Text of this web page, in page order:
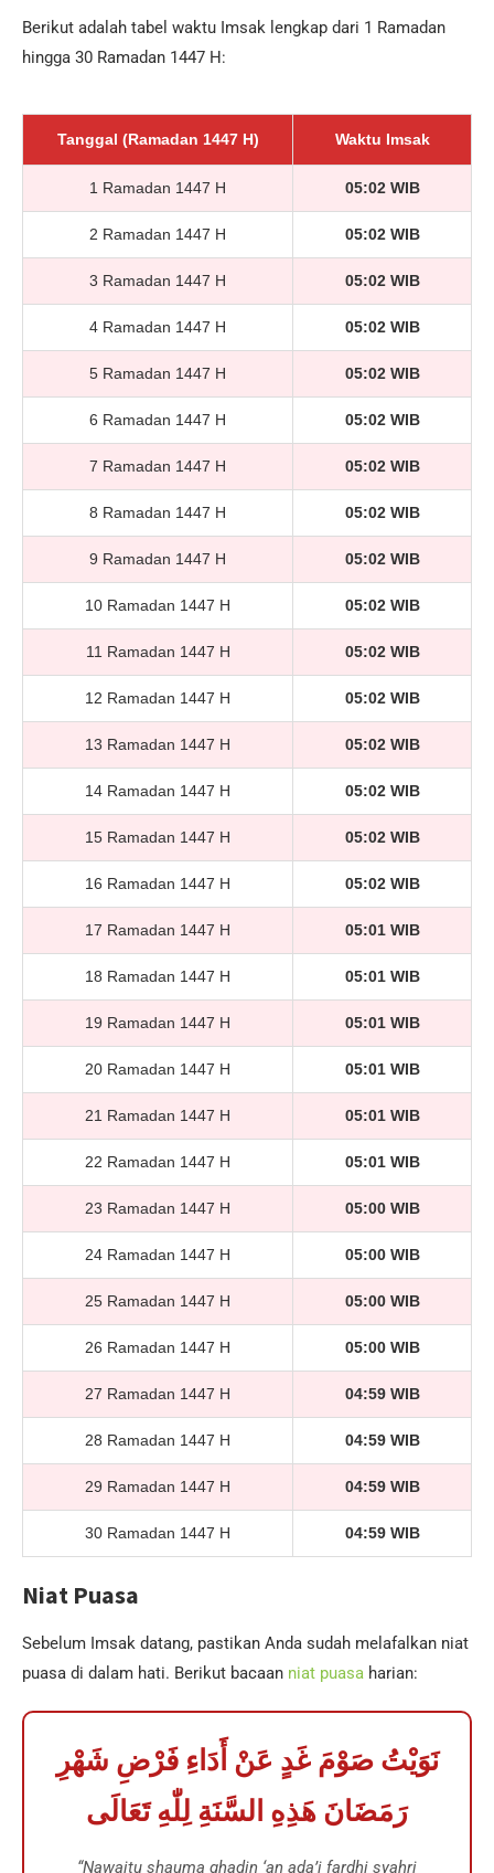
Berikut adalah tabel waktu Imsak lengkap dari 1 Ramadan
hingga 30 Ramadan 1447 H:
Tanggal (Ramadan 1447 H) Waktu Imsak
1 Ramadan 1447 H 05:02 WIB
2 Ramadan 1447 H 05:02 WIB
3 Ramadan 1447 H 05:02 WIB
4 Ramadan 1447 H 05:02 WIB
5 Ramadan 1447 H 05:02 WIB
6 Ramadan 1447 H 05:02 WIB
7 Ramadan 1447 H 05:02 WIB
8 Ramadan 1447 H 05:02 WIB
9 Ramadan 1447 H 05:02 WIB
10 Ramadan 1447 H 05:02 WIB
11 Ramadan 1447 H 05:02 WIB
12 Ramadan 1447 H 05:02 WIB
13 Ramadan 1447 H 05:02 WIB
14 Ramadan 1447 H 05:02 WIB
15 Ramadan 1447 H 05:02 WIB
16 Ramadan 1447 H 05:02 WIB
17 Ramadan 1447 H 05:01 WIB
18 Ramadan 1447 H 05:01 WIB
19 Ramadan 1447 H 05:01 WIB
20 Ramadan 1447 H 05:01 WIB
21 Ramadan 1447 H 05:01 WIB
22 Ramadan 1447 H 05:01 WIB
23 Ramadan 1447 H 05:00 WIB
24 Ramadan 1447 H 05:00 WIB
25 Ramadan 1447 H 05:00 WIB
26 Ramadan 1447 H 05:00 WIB
27 Ramadan 1447 H 04:59 WIB
28 Ramadan 1447 H 04:59 WIB
29 Ramadan 1447 H 04:59 WIB
30 Ramadan 1447 H 04:59 WIB
Niat Puasa
Sebelum Imsak datang, pastikan Anda sudah melafalkan niat
puasa di dalam hati. Berikut bacaan niat puasa harian:
نَوَيْتُ صَوْمَ غَدٍ عَنْ أَدَاءِ فَرْضِ شَهْرِ
رَمَضَانَ هَذِهِ السَّنَةِ لِلّٰهِ تَعَالَى
“Nawaitu shauma ghadin ‘an ada’i fardhi syahri